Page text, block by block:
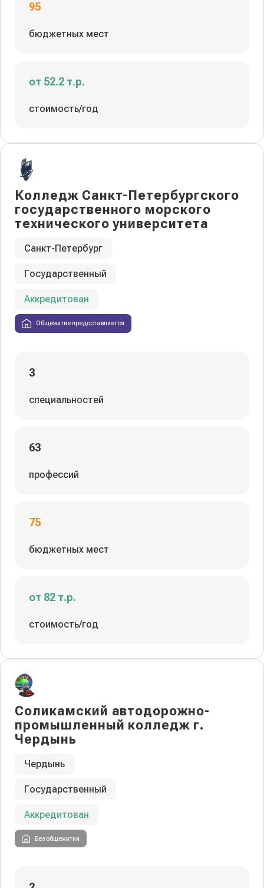
95
бюджетных мест
от 52.2 т.р.
стоимость/год
Колледж Санкт-Петербургского
государственного морского
технического университета
Санкт-Петербург
Государственный
Аккредитован
Общежитие предоставляется
3
специальностей
63
профессий
75
бюджетных мест
от 82 т.р.
стоимость/год
Соликамский автодорожно-
промышленный колледж г.
Чердынь
Чердынь
Государственный
Аккредитован
Без общежития